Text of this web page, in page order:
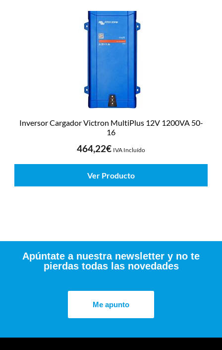
Inversor Cargador Victron MultiPlus 12V 1200VA 50-
16
464,22€ IVA Incluído
Ver Producto
Apúntate a nuestra newsletter y no te
pierdas todas las novedades
Me apunto